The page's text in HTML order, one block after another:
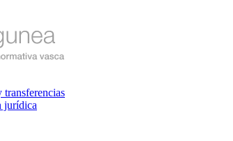
transferencias
jurídica